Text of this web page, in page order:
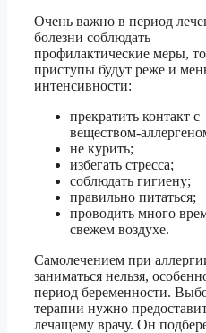
Очень важно в период
болезни соблюдать
профилактические меры,
приступы будут реже и
интенсивности:
прекратить контакт с
веществом-
не курить;
избегать стресса;
соблюдать гигиену;
правильно питаться;
проводить много
свежем воздухе.
Самолечением при
заниматься нельзя,
период беременности.
терапии нужно
лечащему врачу. Он